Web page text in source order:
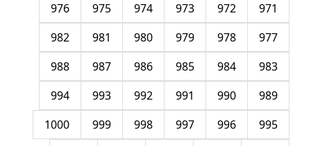
971
972
973
974
975
976
977
978
979
980
981
982
983
984
985
986
987
988
989
990
991
992
993
994
995
996
997
998
999
1000